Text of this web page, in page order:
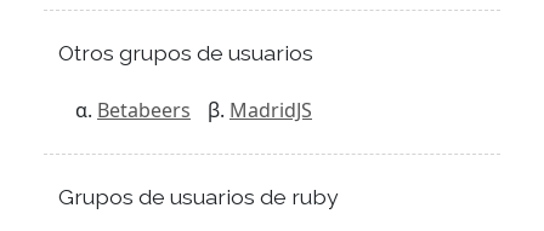
Otros grupos de usuarios
Betabeers MadridJS
Grupos de usuarios de ruby